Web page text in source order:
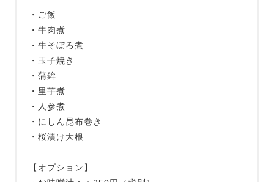
・ご飯
・牛肉煮
・牛そぼろ煮
・玉子焼き
・蒲鉾
・里芋煮
・人参煮
・にしん昆布巻き
・桜漬け大根
【オプション】